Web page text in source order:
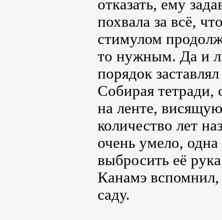
отказать, ему
похвала за всё,
стимулом
то нужным. Да и
порядок
Собирая тетради,
на ленте,
количество лет
очень умело,
выбросить её
Канамэ
саду.